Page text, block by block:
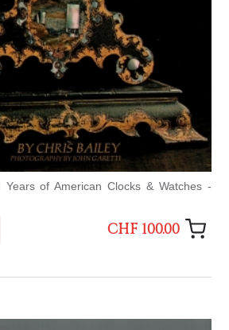
Years of American Clocks & Watches -
CHF 100.00